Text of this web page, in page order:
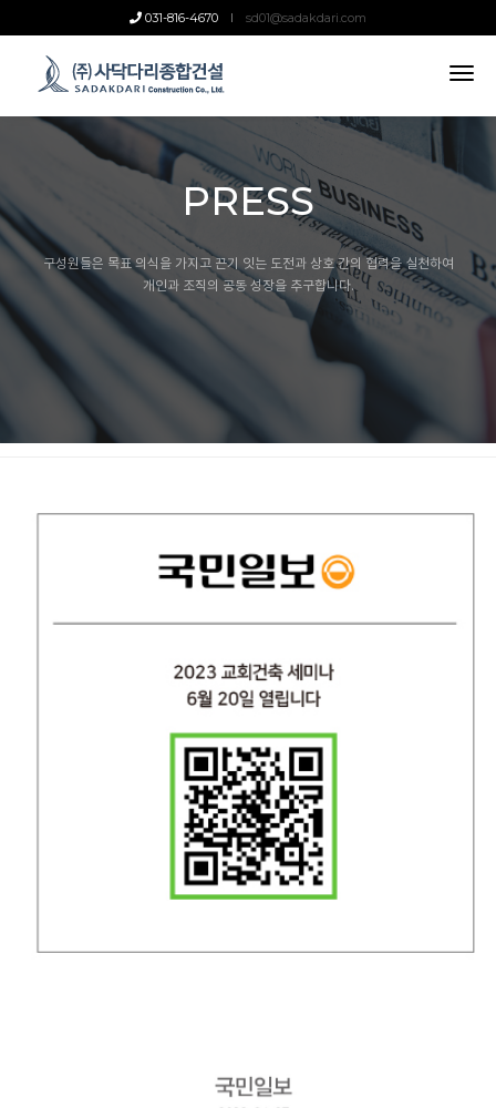
031-816-4670 sd01@sadakdari.com
PRESS
구성원들은 목표 의식을 가지고 끈기 잇는 도전과 상호 간의 협력을 실천하여
개인과 조직의 공동 성장을 추구합니다.